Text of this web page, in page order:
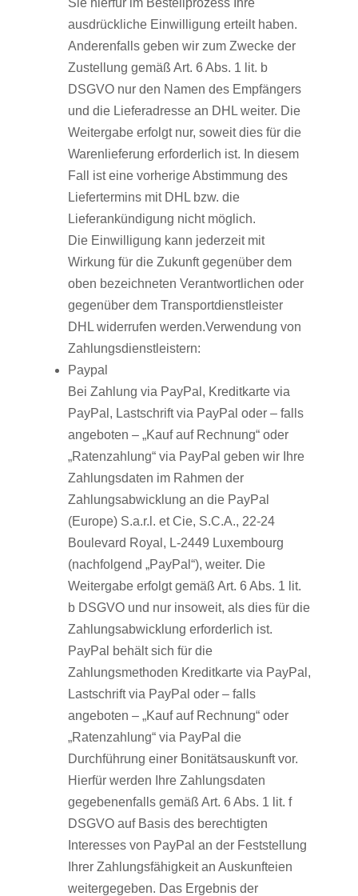
Sie hierfür im Bestellprozess Ihre
ausdrückliche Einwilligung erteilt haben.
Anderenfalls geben wir zum Zwecke der
Zustellung gemäß Art. 6 Abs. 1 lit. b
DSGVO nur den Namen des Empfängers
und die Lieferadresse an DHL weiter. Die
Weitergabe erfolgt nur, soweit dies für die
Warenlieferung erforderlich ist. In diesem
Fall ist eine vorherige Abstimmung des
Liefertermins mit DHL bzw. die
Lieferankündigung nicht möglich.
Die Einwilligung kann jederzeit mit
Wirkung für die Zukunft gegenüber dem
oben bezeichneten Verantwortlichen oder
gegenüber dem Transportdienstleister
DHL widerrufen werden.Verwendung von
Zahlungsdienstleistern:
Paypal
Bei Zahlung via PayPal, Kreditkarte via
PayPal, Lastschrift via PayPal oder – falls
angeboten – „Kauf auf Rechnung“ oder
„Ratenzahlung“ via PayPal geben wir Ihre
Zahlungsdaten im Rahmen der
Zahlungsabwicklung an die PayPal
(Europe) S.a.r.l. et Cie, S.C.A., 22-24
Boulevard Royal, L-2449 Luxembourg
(nachfolgend „PayPal“), weiter. Die
Weitergabe erfolgt gemäß Art. 6 Abs. 1 lit.
b DSGVO und nur insoweit, als dies für die
Zahlungsabwicklung erforderlich ist.
PayPal behält sich für die
Zahlungsmethoden Kreditkarte via PayPal,
Lastschrift via PayPal oder – falls
angeboten – „Kauf auf Rechnung“ oder
„Ratenzahlung“ via PayPal die
Durchführung einer Bonitätsauskunft vor.
Hierfür werden Ihre Zahlungsdaten
gegebenenfalls gemäß Art. 6 Abs. 1 lit. f
DSGVO auf Basis des berechtigten
Interesses von PayPal an der Feststellung
Ihrer Zahlungsfähigkeit an Auskunfteien
weitergegeben. Das Ergebnis der